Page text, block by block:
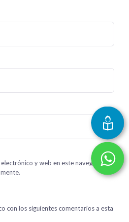
y web en este navegador
con los siguientes comentarios a esta